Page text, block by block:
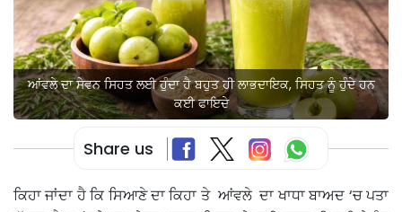
ਆਂਵਲੇ ਦਾ ਸੇਵਨ ਸਿਹਤ ਲਈ ਹੁੰਦਾ ਹੈ ਬਹੁਤ ਹੀ ਲਾਭਦਾਇਕ, ਸਿਹਤ ਨੂੰ ਹੁੰਦੇ ਹਨ
ਕਈ ਫਾਇਦੇ
Share us
ਕਿਹਾ ਜਾਂਦਾ ਹੈ ਕਿ ਸਿਆਣੇ ਦਾ ਕਿਹਾ ਤੇ ਆਂਵਲੇ ਦਾ ਖਾਧਾ ਬਾਅਦ ‘ਚ ਪਤਾ